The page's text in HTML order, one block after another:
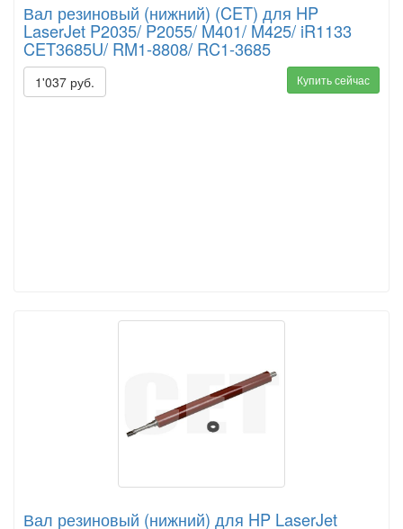
Вал резиновый (нижний) (CET) для HP
LaserJet P2035/ P2055/ M401/ M425/ iR1133
CET3685U/ RM1-8808/ RC1-3685
1'037 руб. Купить сейчас
Вал резиновый (нижний) для HP LaserJet